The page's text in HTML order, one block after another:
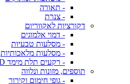
- תאורה
- צנרת
דקורציות לאקווריום
- דמוי אלמוגים
- מסלעות טבעיות
- מסלעות מלאכותיות
- רקעים תלת מימד 3D
תוספים, מזונות ונלווה
- גופי חימום וקירור